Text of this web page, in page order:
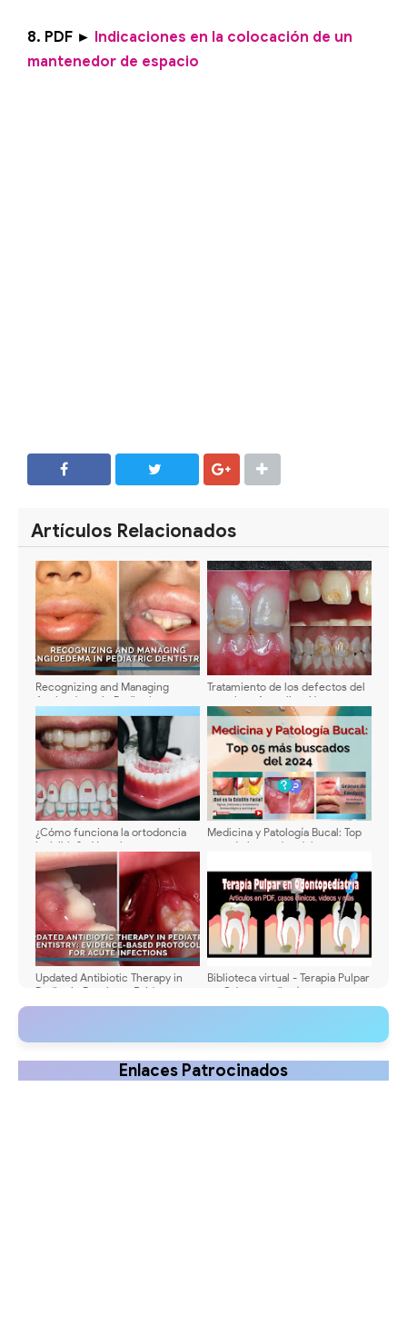
8. PDF ► Indicaciones en la colocación de un
mantenedor de espacio
Artículos Relacionados
Recognizing and Managing
Angioedema in Pediatric
Dentistry: Clinical Signs,
Emergency Response, and
Prevention
Tratamiento de los defectos del
esmalte - Actualización
¿Cómo funciona la ortodoncia
invisible? - Ventajas y
desventajas de los alineadores
invisibles (Invisalign)
Medicina y Patología Bucal: Top
05 más buscados del 2024
Updated Antibiotic Therapy in
Pediatric Dentistry: Evidence-
Based Protocols for Acute
Biblioteca virtual - Terapia Pulpar
en Odontopediatría - 10
Artículos en PDF, videos y más
Enlaces Patrocinados